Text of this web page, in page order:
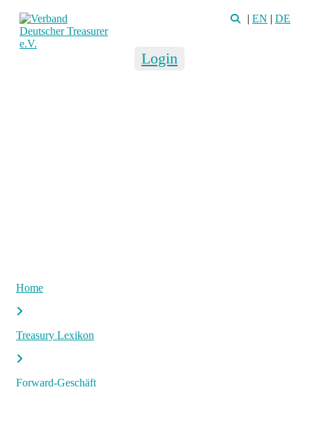
| EN | DE
Login
Home
Treasury Lexikon
Forward-Geschäft